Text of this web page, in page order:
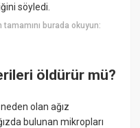
söyledi.
tamamını burada okuyun:
öldürür mü?
olan ağız
bulunan mikropları